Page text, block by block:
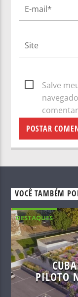
Salve
VOCÊ TAMBÉM
DESTAQUES
PILOTO